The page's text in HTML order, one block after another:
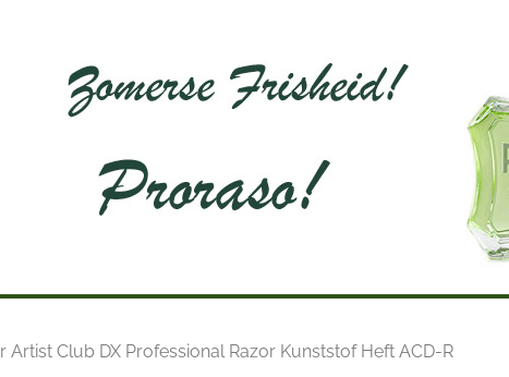
Artist Club DX Professional Razor Kunststof Heft ACD-R